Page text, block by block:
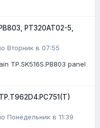
PT320AT02-5,
Вторник в 07:55
TP.SK516S.PB803 panel
Понедельник в 11:39